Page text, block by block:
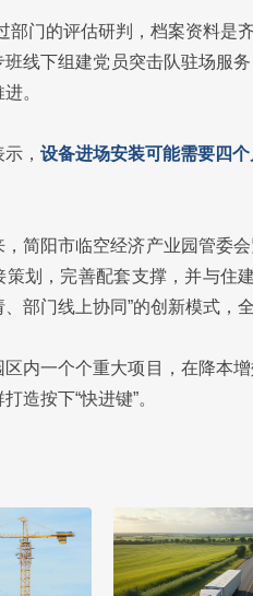
部门的评估研判，档案资料是
班线下组建党员突击队驻场服
。
， 设备进场安装可能需要四
，简阳市临空经济产业园管委
策划，完善配套支撑，并与住
部门线上协同”的创新模式，
区内一个个重大项目，在降本
造按下“快进键”。